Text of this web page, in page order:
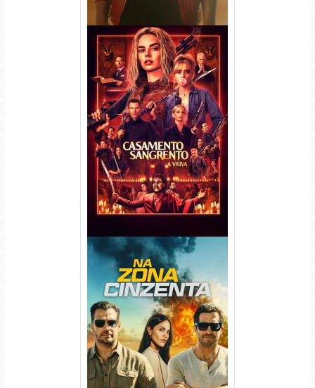
Casamento Sangrento: A
Viúva Torrent (2026) WEB-DL
720p/1080p/4K Dual Áudio
Na Zona Cinzenta Torrent
(2026) WEB-DL 1080p/4K
Dual Áudio